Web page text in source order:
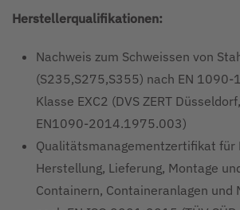
Herstellerqualifikationen:
Nachweis zum Schweissen von
(S235,S275,S355) nach EN
Klasse EXC2 (DVS ZERT
EN1090-2014.1975.003)
Qualitätsmanagementzertifikat für
Herstellung, Lieferung, Montage
Containern, Containeranlagen und